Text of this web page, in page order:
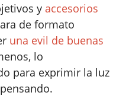
y accesorios
de formato
una evil de buenas
lo
para exprimir la luz